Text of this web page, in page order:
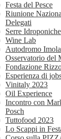
Festa del Pesce
Riunione
Delegati
Serre Idroponiche
Wine Lab
Autodromo
Osservatorio del
Fondazione
Esperienza di
Vinitaly 2023
Oil Experience
Incontro con
Posch
Tuttofood 2023
Lo Scappi in